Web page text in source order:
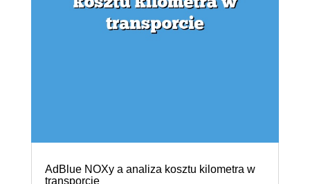
AdBlue NOXy a analiza kosztu kilometra w
transporcie